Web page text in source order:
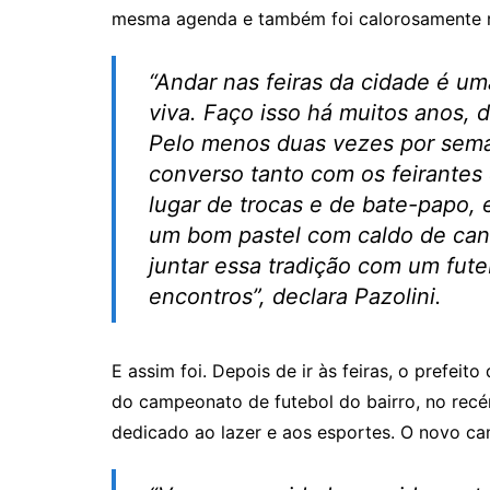
mesma agenda e também foi calorosamente
“Andar nas feiras da cidade é
viva. Faço isso há muitos anos,
Pelo menos duas vezes por
converso tanto com os
lugar de trocas e de bate-papo,
um bom pastel com caldo de
juntar essa tradição com um
encontros”, declara Pazolini.
E assim foi. Depois de ir às feiras, o
do campeonato de futebol do bairro, no
dedicado ao lazer e aos esportes. O novo